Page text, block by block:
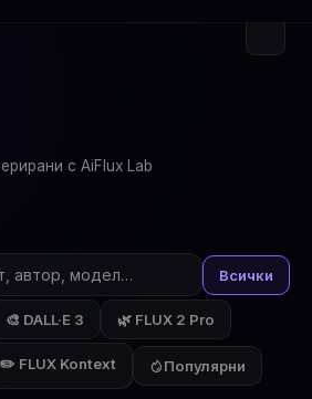
с AiFlux Lab
Всички
🎨 DALL·E 3 🌿 FLUX 2 Pro
✏️ FLUX Kontext Популярни